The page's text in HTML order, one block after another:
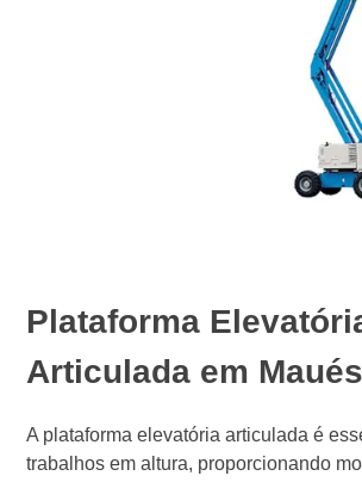
Plataforma
Articulada em Maués
A plataforma elevatória articulada é
trabalhos em altura, proporcionando